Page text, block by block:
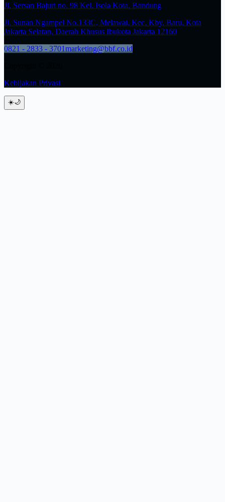
Jl. Sersan Bajuri no. 98 Kel. Isola Kota. Bandung
Jl. Sunan Ngampel No.133C, Melawai, Kec. Kby. Baru, Kota
Jakarta Selatan, Daerah Khusus Ibukota Jakarta 12160
0821 - 2833 - 3701marketing@bbf.co.id
Kebijakan Privasi
☀️🌙